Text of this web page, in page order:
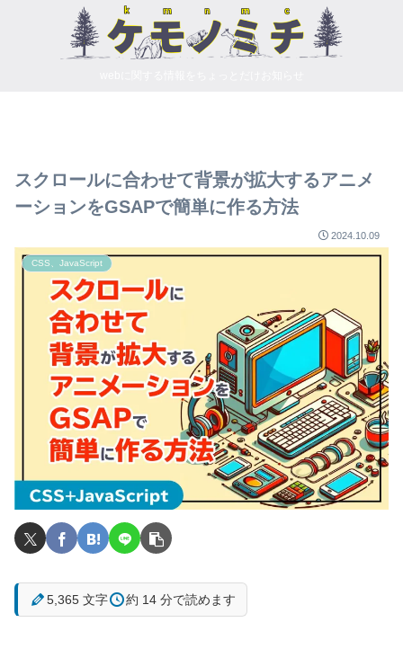
スクロールに合わせて背景が拡大するアニメ
ーションをGSAPで簡単に作る方法
2024.10.09
CSS、JavaScript
5,365 文字 約 14 分で読めます